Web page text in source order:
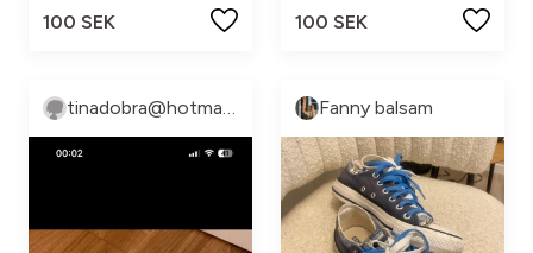
100 SEK
100 SEK
tinadobra@hotmail.com Fanny balsam